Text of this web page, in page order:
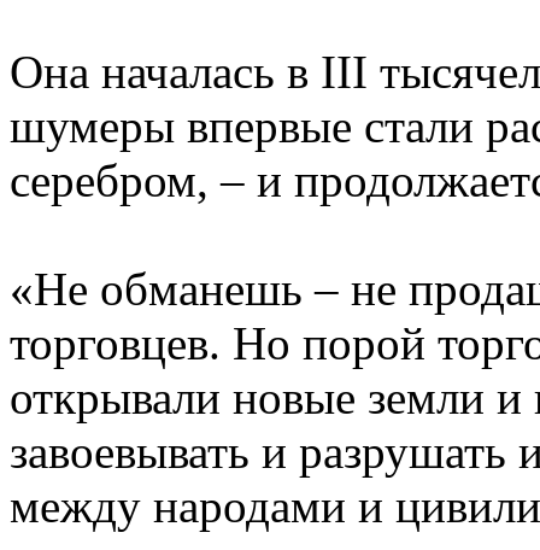
Она началась в III
шумеры впервые стали
серебром, – и
«Не обманешь – не
торговцев. Но порой
открывали новые земли
завоевывать и
между народами и